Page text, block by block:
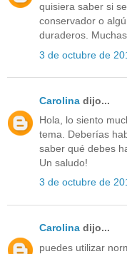
quisiera saber si
conservador o
duraderos.
3 de octubre de
Carolina dijo...
Hola, lo siento
tema. Deberías
saber qué debes
Un saludo!
3 de octubre de
Carolina dijo...
puedes utilizar